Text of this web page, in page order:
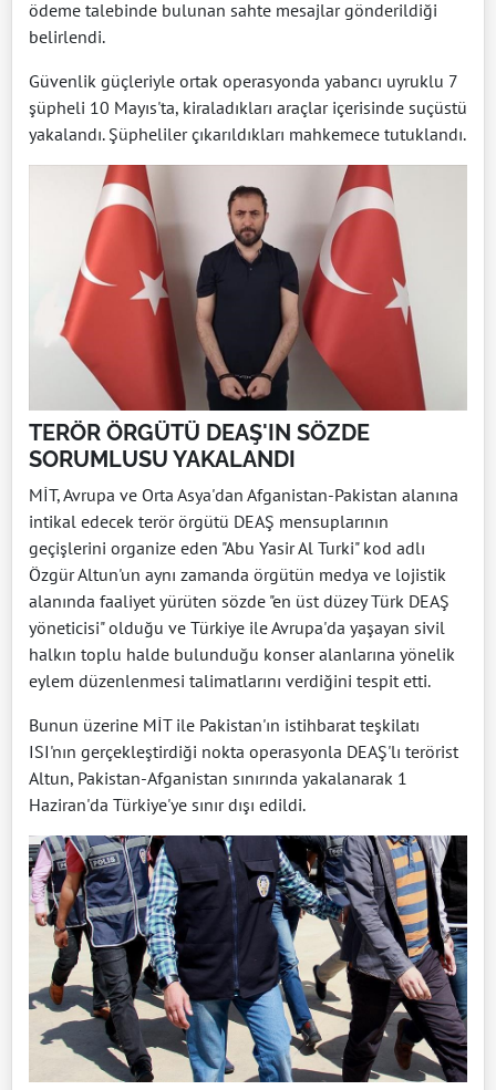
ödeme talebinde bulunan sahte mesajlar gönderildiği
belirlendi.
Güvenlik güçleriyle ortak operasyonda yabancı uyruklu 7
şüpheli 10 Mayıs'ta, kiraladıkları araçlar içerisinde suçüstü
yakalandı. Şüpheliler çıkarıldıkları mahkemece tutuklandı.
TERÖR ÖRGÜTÜ DEAŞ'IN SÖZDE
SORUMLUSU YAKALANDI
MİT, Avrupa ve Orta Asya'dan Afganistan-Pakistan alanına
intikal edecek terör örgütü DEAŞ mensuplarının
geçişlerini organize eden "Abu Yasir Al Turki" kod adlı
Özgür Altun'un aynı zamanda örgütün medya ve lojistik
alanında faaliyet yürüten sözde "en üst düzey Türk DEAŞ
yöneticisi" olduğu ve Türkiye ile Avrupa'da yaşayan sivil
halkın toplu halde bulunduğu konser alanlarına yönelik
eylem düzenlenmesi talimatlarını verdiğini tespit etti.
Bunun üzerine MİT ile Pakistan'ın istihbarat teşkilatı
ISI'nın gerçekleştirdiği nokta operasyonla DEAŞ'lı terörist
Altun, Pakistan-Afganistan sınırında yakalanarak 1
Haziran'da Türkiye'ye sınır dışı edildi.